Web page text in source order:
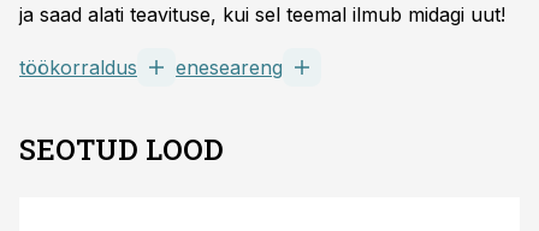
ja saad alati teavituse, kui sel teemal ilmub midagi uut!
töökorraldus eneseareng
SEOTUD LOOD